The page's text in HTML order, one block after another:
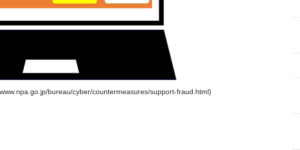
bureau/cyber/countermeasures/support-fraud.html)